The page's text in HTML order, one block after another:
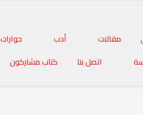
مقالات أدب حوارات
اتصل بنا كتاب مشاركون